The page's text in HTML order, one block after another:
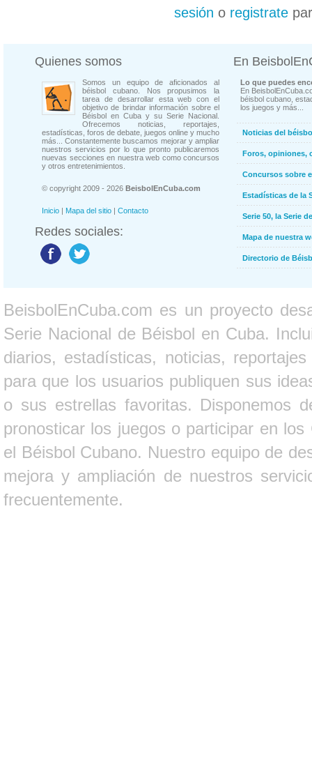
sesión o registrate
Quienes somos
Somos un equipo de aficionados al
béisbol cubano. Nos propusimos la
tarea de desarrollar esta web con el
objetivo de brindar información sobre el
Béisbol en Cuba y su Serie Nacional.
Ofrecemos noticias, reportajes,
estadísticas, foros de debate, juegos online y mucho
más... Constantemente buscamos mejorar y ampliar
nuestros servicios por lo que pronto publicaremos
nuevas secciones en nuestra web como concursos
y otros entretenimientos.
© copyright 2009 - 2026 BeisbolEnCuba.com
Inicio | Mapa del sitio | Contacto
Redes sociales:
En
Lo que puedes
En
béisbol cubano,
los juegos y más...
Noticias del
Foros, opiniones,
Concursos sobre
Estadísticas de la
Serie 50, la Serie
Mapa de nuestra
Directorio de
BeisbolEnCuba.com es un proyecto
Serie Nacional de Béisbol en Cuba.
diarios, estadísticas, noticias,
para que los usuarios publiquen sus
o sus estrellas favoritas. Disponemos
pronosticar los juegos o participar en
el Béisbol Cubano. Nuestro equipo de
mejora y ampliación de nuestros
frecuentemente.